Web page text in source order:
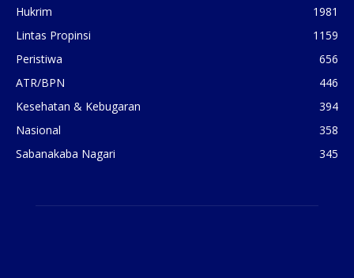
Hukrim
1981
Lintas Propinsi
1159
Peristiwa
656
ATR/BPN
446
Kesehatan & Kebugaran
394
Nasional
358
Sabanakaba Nagari
345